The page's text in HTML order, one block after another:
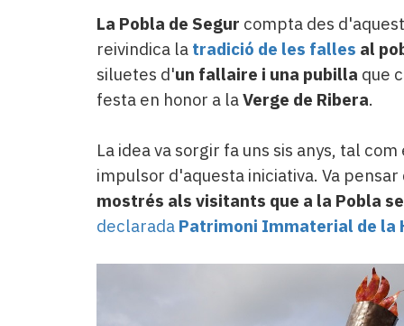
La Pobla de Segur compta des
reivindica la tradició de les falles al
siluetes d'un fallaire i una pubilla que
festa en honor a laVerge de Ribera.
La idea va sorgir fa uns sis anys, tal
impulsor d'aquesta iniciativa. Va
mostrés als visitants que a la Pobla
declarada Patrimoni Immaterial de la